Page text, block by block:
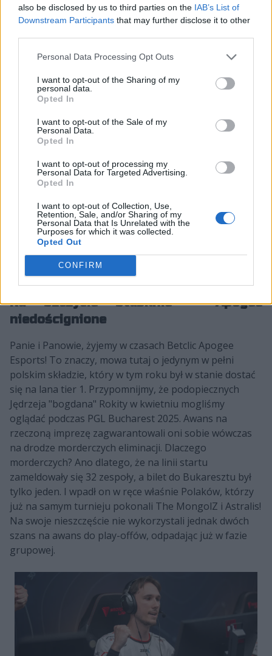
also be disclosed by us to third parties on the IAB’s List of
Downstream Participants that may further disclose it to other
Personal Data Processing Opt Outs
I want to opt-out of the Sharing of my
personal data.
Opted In
I want to opt-out of the Sale of my
Personal Data.
Opted In
I want to opt-out of processing my
Personal Data for Targeted Advertising.
Opted In
I want to opt-out of Collection, Use,
Retention, Sale, and/or Sharing of my
Personal Data that Is Unrelated with the
Purposes for which it was collected.
Opted Out
CONFIRM
7 ▲ 45. emeritos menelos
9 ▼ 46. DropDeadGaming
N 47.
6 ▲ 48.
45 ▲ 49. KATIXY
N 50. Atmosferka
Rubryka "+/-" dotyczy różnicy miejsc między
notowaniem z 31 marca 2025 oraz notowaniem z 28
kwietnia 2025.
Na szczycie stabilnie – Apogee
niedoścignione
Panie i Panowie, żyjemy w czasach Betclic Apogee
Esports! To znaczy, mowa tutaj o jedynym w pełni
polskim składzie, który w tym roku był w stanie dostać
się na lana tier 1. Przypomnijmy, że podopiecznych
Jędrzeja "bogdana" Rokity w kwietniu mogliśmy
oglądać podczas PGL Bucharest 2025. Awans na
rzeczoną imprezę zagwarantowali oni sobie wówczas
na drodze morderczych eliminacji. Dlaczego
morderczych? Ano dlatego, że na linii startu
zameldowały się 32 zespoły, a bilet do Bukaresztu był
tylko jeden. I wpadł on w ręce właśnie Polaków, którzy
już na samym turnieju pokonali The MongolZ i Astralis!
Na swoje nieszczęście nie wykorzystali jednak dwóch
szans na awans do play-offów, odpadając już w fazie
grupowej.